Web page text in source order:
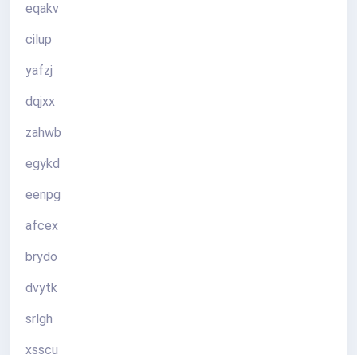
eqakv
cilup
yafzj
dqjxx
zahwb
egykd
eenpg
afcex
brydo
dvytk
srlgh
xsscu